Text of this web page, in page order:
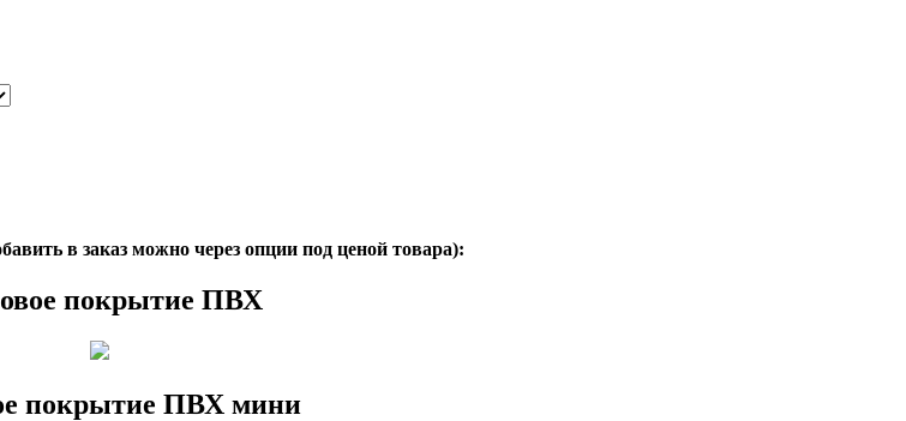
в заказ можно через опции под ценой товара):
покрытие ПВХ
покрытие ПВХ мини